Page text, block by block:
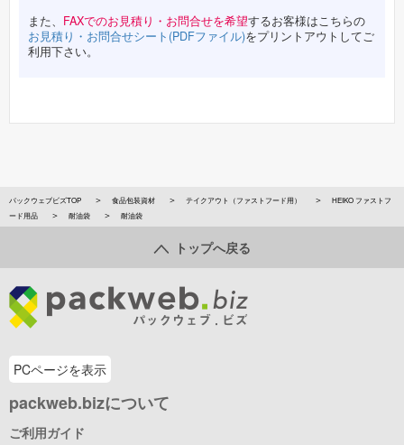
また、 FAXでのお見積り・お問合せを希望するお客様はこちらの
お見積り・お問合せシート(PDFファイル)をプリントアウトしてご
利用下さい。
パックウェブビズTOP 食品包装資材 テイクアウト（ファストフード用）
HEIKO ファストフ
ード用品
耐油袋 耐油袋
トップへ戻る
PCページを表示
packweb.bizについて
ご利用ガイド